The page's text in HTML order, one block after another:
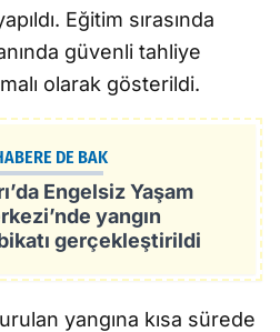
Eğitim sırasında
güvenli tahliye
olarak gösterildi.
DE BAK
Engelsiz Yaşam
yangın
gerçekleştirildi
yangına kısa sürede